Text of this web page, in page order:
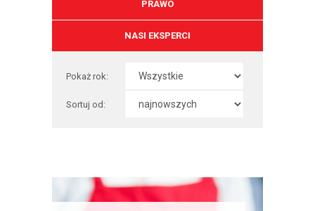
PRAWO
NASI EKSPERCI
Pokaż rok:
Sortuj od: